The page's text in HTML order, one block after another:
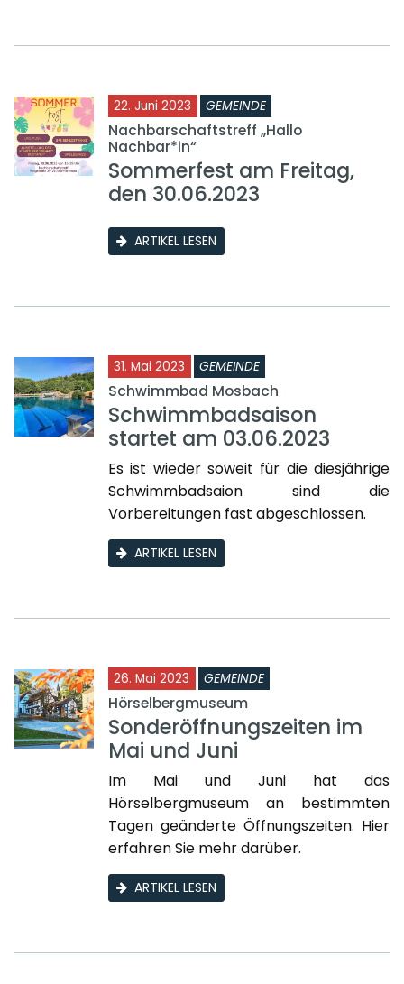
22. Juni 2023 GEMEINDE
Nachbarschaftstreff „Hallo
Nachbar*in“
Sommerfest am Freitag,
den 30.06.2023
ARTIKEL LESEN
31. Mai 2023 GEMEINDE
Schwimmbad Mosbach
Schwimmbadsaison
startet am 03.06.2023
Es ist wieder soweit für die diesjährige
Schwimmbadsaion sind die
Vorbereitungen fast abgeschlossen.
ARTIKEL LESEN
26. Mai 2023 GEMEINDE
Hörselbergmuseum
Sonderöffnungszeiten im
Mai und Juni
Im Mai und Juni hat das
Hörselbergmuseum an bestimmten
Tagen geänderte Öffnungszeiten. Hier
erfahren Sie mehr darüber.
ARTIKEL LESEN